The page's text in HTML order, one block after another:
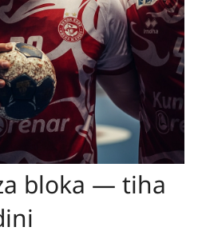
bloka — tiha